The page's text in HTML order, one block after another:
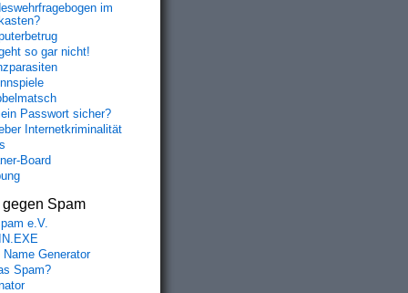
im
so gar nicht!
Passwort sicher?
Internetkriminalität
Board
gegen Spam
e.V.
Name Generator
Spam?